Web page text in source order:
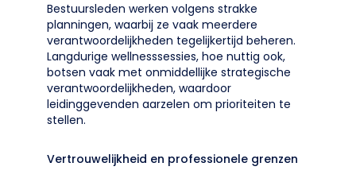
Bestuursleden werken volgens strakke
planningen, waarbij ze vaak meerdere
verantwoordelijkheden tegelijkertijd beheren.
Langdurige wellnesssessies, hoe nuttig ook,
botsen vaak met onmiddellijke strategische
verantwoordelijkheden, waardoor
leidinggevenden aarzelen om prioriteiten te
stellen.
Vertrouwelijkheid en professionele grenzen